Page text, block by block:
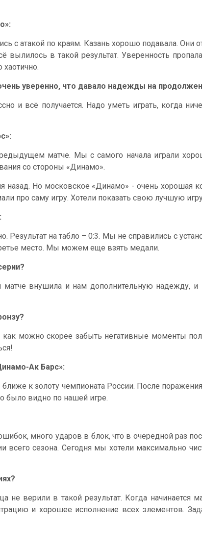
с атакой по краям. Казань хорошо подавала. Они
вылилось в такой результат. Уверенность
уверенно, что давало надежды на
и всё получается. Надо уметь играть, когда
матче. Мы с самого начала играли
со стороны «Динамо».
назад. Но московское «Динамо» - очень хорошая
про саму игру. Хотели показать свою лучшую
Результат на табло – 0:3. Мы не справились с
место. Мы можем еще взять медали.
внушила и нам дополнительную надежду,
можно скорее забыть негативные моменты
Ак Барс»:
к золоту чемпионата России. После
было видно по нашей игре.
много ударов в блок, что в очередной раз
всего сезона. Сегодня мы хотели максимально
не верили в такой результат. Когда начинается
и хорошее исполнение всех элементов.